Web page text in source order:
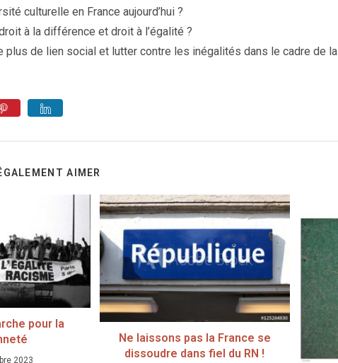
culturelle en France aujourd’hui ?
à la différence et droit à l’égalité ?
plus de lien social et lutter contre les inégalités dans le cadre de
AIMER
pour la
2023
Ne laissons pas la France se
dissoudre dans fiel du RN !